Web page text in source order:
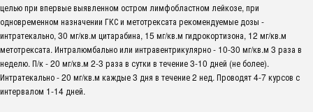
целью при впервые выявленном остром лимфобластном лейкозе, при
одновременном назначении ГКС и метотрексата рекомендуемые дозы -
интратекально, 30 мг/кв.м цитарабина, 15 мг/кв.м гидрокортизона, 12 мг/кв.м
метотрексата. Интралюмбально или интравентрикулярно - 10-30 мг/кв.м 3 раза в
неделю. П/к - 20 мг/кв.м 2-3 раза в сутки в течение 3-10 дней (не более).
Интратекально - 20 мг/кв.м каждые 3 дня в течение 2 нед. Проводят 4-7 курсов с
интервалом 1-14 дней.